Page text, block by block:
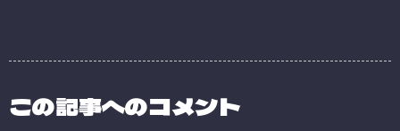
この記事へのコメント